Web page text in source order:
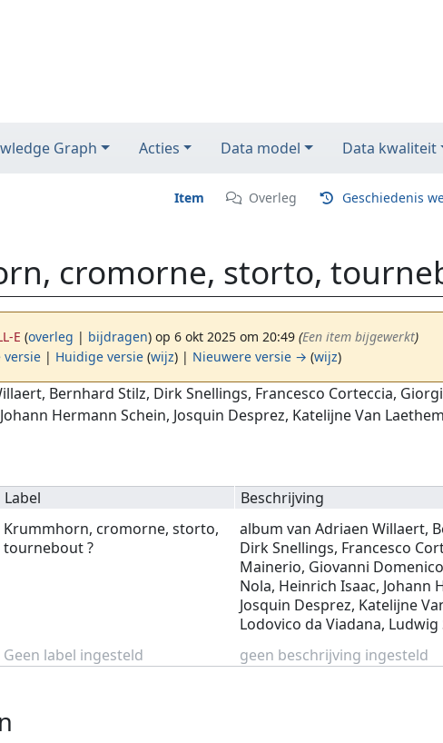
Graph Acties Data model Data kwaliteit
Item Overleg Geschiedenis
cromorne, storto,
E (overleg | bijdragen) op 6 okt 2025 om 20:49 (‎Een item bijgewerkt)
| Huidige versie (wijz) | Nieuwere versie → (wijz)
Bernhard Stilz, Dirk Snellings, Francesco Corteccia,
Hermann Schein, Josquin Desprez, Katelijne Van
Label Beschrijving
Krummhorn, cromorne, storto,
tournebout ?
album van Adriaen Willaert,
Dirk Snellings, Francesco
Mainerio, Giovanni
Nola, Heinrich Isaac, Johann
Josquin Desprez, Katelijne
Lodovico da Viadana, Ludwig
Geen label ingesteld geen beschrijving ingesteld